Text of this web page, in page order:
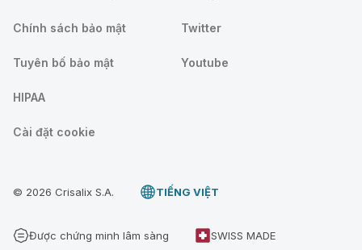
Chính sách bảo mật
Tuyên bố bảo mật
HIPAA
Cài đặt cookie
Twitter
Youtube
© 2026 Crisalix S.A. TIẾNG VIỆT
Được chứng minh lâm sàng SWISS MADE